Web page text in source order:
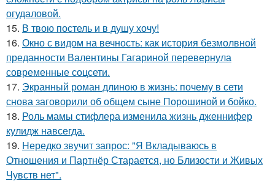
огудаловой.
15. В твою постель и в душу хочу!
16. Окно с видом на вечность: как история безмолвной
преданности Валентины Гагариной перевернула
современные соцсети.
17. Экранный роман длиною в жизнь: почему в сети
снова заговорили об общем сыне Порошиной и бойко.
18. Роль мамы стифлера изменила жизнь дженнифер
кулидж навсегда.
19. Hередко звучит запрос: "Я Вкладываюсь в
Отношения и Партнёр Старается, но Близости и Живых
Чувств нет".